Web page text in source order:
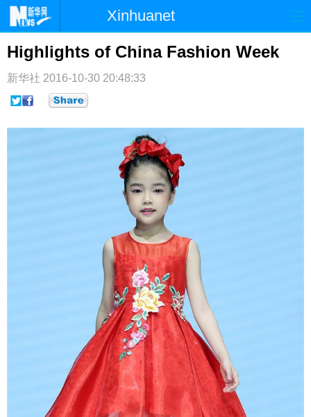
Xinhuanet
首页 时政 国际 港澳
台湾 财经
纪检
文娱 图片 视频 论坛
微博
Highlights of China Fashion Week
新华社 2016-10-30 20:48:33